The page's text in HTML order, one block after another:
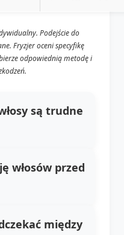
Podejście do
Fryzjer oceni specyfikę
odpowiednią metodę i
są trudne
włosów przed
między